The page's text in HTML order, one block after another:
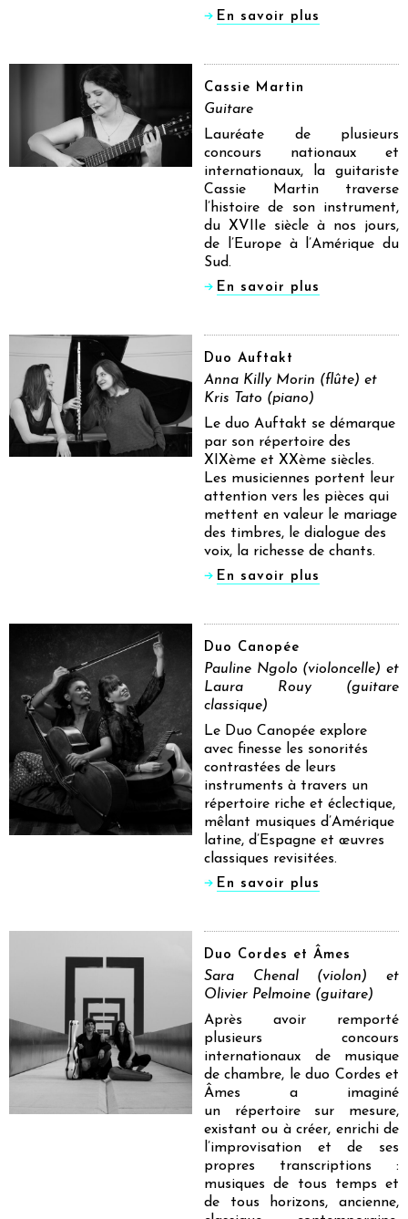
En savoir plus
Cassie Martin
Guitare
Lauréate de plusieurs
concours nationaux et
internationaux, la guitariste
Cassie Martin traverse
l’histoire de son instrument,
du XVIIe siècle à nos jours,
de l’Europe à l’Amérique du
Sud.
En savoir plus
Duo Auftakt
Anna Killy Morin (flûte) et
Kris Tato (piano)
Le duo Auftakt se démarque
par son répertoire des
XIXème et XXème siècles.
Les musiciennes portent leur
attention vers les pièces qui
mettent en valeur le mariage
des timbres, le dialogue des
voix, la richesse de chants.
En savoir plus
Duo Canopée
Pauline Ngolo (violoncelle) et
Laura Rouy (guitare
classique)
Le Duo Canopée explore
avec finesse les sonorités
contrastées de leurs
instruments à travers un
répertoire riche et éclectique,
mêlant musiques d’Amérique
latine, d’Espagne et œuvres
classiques revisitées.
En savoir plus
Duo Cordes et Âmes
Sara Chenal (violon) et
Olivier Pelmoine (guitare)
Après avoir remporté
plusieurs concours
internationaux de musique
de chambre, le duo Cordes et
Âmes a imaginé
un répertoire sur mesure,
existant ou à créer, enrichi de
l’improvisation et de ses
propres transcriptions :
musiques de tous temps et
de tous horizons, ancienne,